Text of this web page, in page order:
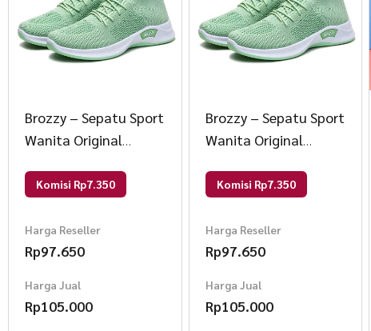
Brozzy – Sepatu Sport
Wanita Original
Rajut Olahraga 37
Komisi Rp7.350
Harga Reseller
Rp97.650
Harga Jual
Rp105.000
Brozzy – Sepatu Sport
Wanita Original
Rajut Olahraga 37
Komisi Rp7.350
Harga Reseller
Rp97.650
Harga Jual
Rp105.000